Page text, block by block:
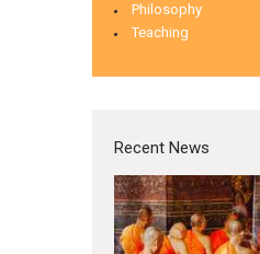
Philosophy
Teaching
Recent News